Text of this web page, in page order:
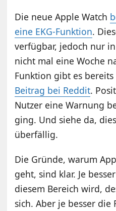
Die neue Apple Watch
eine EKG-Funktion.
verfügbar, jedoch nur
nicht mal eine Woche
Funktion gibt es
Beitrag bei Reddit.
Nutzer eine Warnung
ging. Und siehe da,
überfällig.
Die Gründe, warum
geht, sind klar. Je
diesem Bereich wird,
sich. Aber je besser